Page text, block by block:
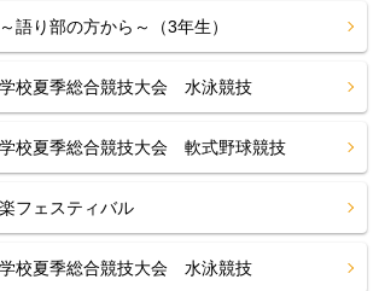
語り部の方から～（3年生）
校夏季総合競技大会 水泳競技
校夏季総合競技大会 軟式野球競技
フェスティバル
校夏季総合競技大会 水泳競技